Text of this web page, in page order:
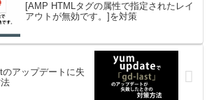
[AMP HTMLタグの属性で指定されたレイ
アウトが無効です。]を対策
アップデートに失